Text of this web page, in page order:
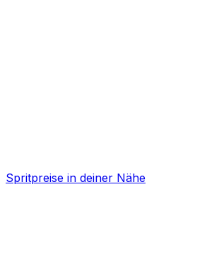
Spritpreise in deiner Nähe